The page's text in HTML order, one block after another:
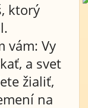
ktorý
vám: Vy
a svet
žialiť,
na